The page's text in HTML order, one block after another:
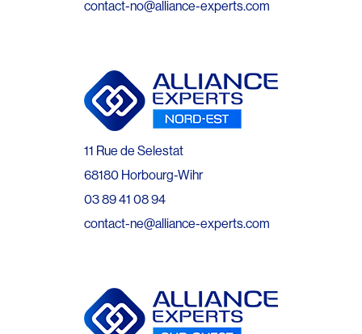
contact-no@alliance-experts.com
11 Rue de Selestat
68180 Horbourg-Wihr
03 89 41 08 94
contact-ne@alliance-experts.com